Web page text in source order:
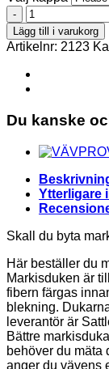
338770
mängd
Lägg till i varukorg
Artikelnr: 2123
Du kanske
Ytterligare
Skall du byta
Här beställer du
Markisduken är
fibern färgas
blekning.
leverantör är
Bättre
behöver du mäta
anger du vävens